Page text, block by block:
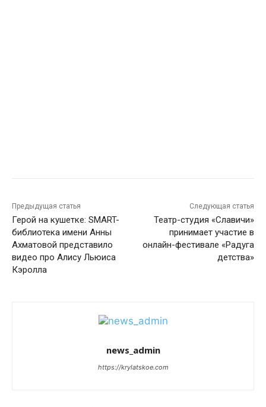
Предыдущая статья
Герой на кушетке: SMART-
библиотека имени Анны
Ахматовой представило
видео про Алису Льюиса
Кэролла
Следующая статья
Театр-студия «Славичи»
принимает участие в
онлайн-фестивале «Радуга
детства»
news_admin
https://krylatskoe.com